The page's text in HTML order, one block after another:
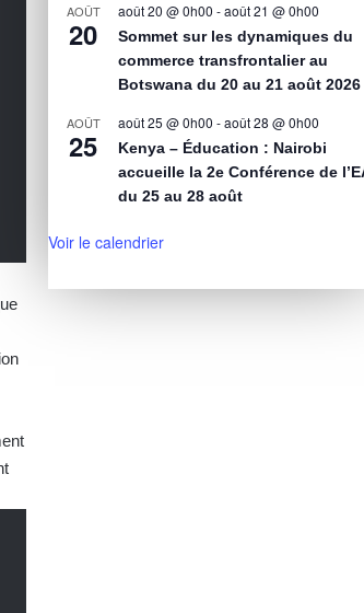
AOÛT
20
août 20 @ 0h00 -août 21 @ 0h00
Sommet sur les dynamiques du
commerce transfrontalier au
Botswana du 20 au 21 août 2026
AOÛT
25
août 25 @ 0h00 -août 28 @ 0h00
Kenya – Éducation : Nairobi
accueille la 2e Conférence de
du 25 au 28 août
Voir le calendrier